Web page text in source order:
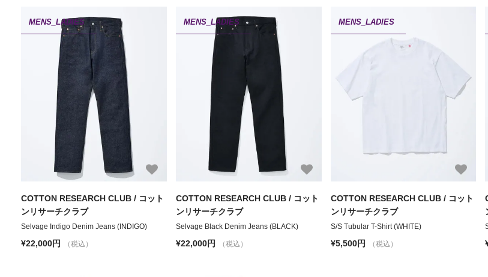
MENS_LADIES
COTTON RESEARCH CLUB / コット
ンリサーチクラブ
Selvage Indigo Denim Jeans (INDIGO)
¥22,000円 （税込）
MENS_LADIES
COTTON RESEARCH CLUB / コット
ンリサーチクラブ
Selvage Black Denim Jeans (BLACK)
¥22,000円 （税込）
MENS_LADIES
COTTON RESEARCH CLUB / コット
ンリサーチクラブ
S/S Tubular T-Shirt (WHITE)
¥5,500円 （税込）